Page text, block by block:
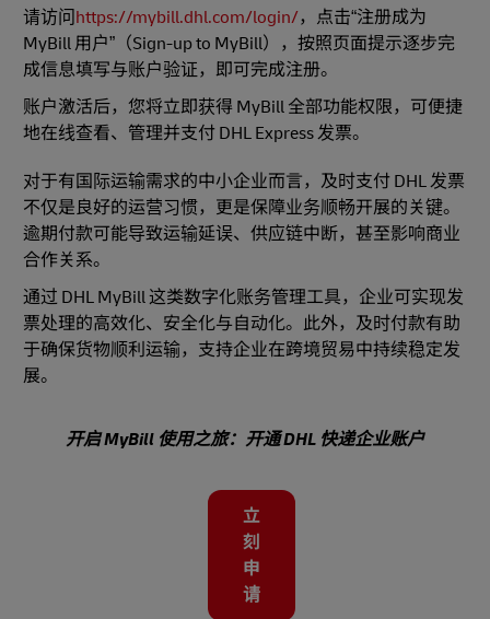
请访问 https://mybill.dhl.com/login/，点击“注册成为
MyBill 用户”（Sign-up to MyBill），按照页面提示逐步完
成信息填写与账户验证，即可完成注册。
账户激活后，您将立即获得 MyBill 全部功能权限，可便捷
地在线查看、管理并支付 DHL Express 发票。
对于有国际运输需求的中小企业而言，及时支付 DHL 发票
不仅是良好的运营习惯，更是保障业务顺畅开展的关键。
逾期付款可能导致运输延误、供应链中断，甚至影响商业
合作关系。
通过 DHL MyBill 这类数字化账务管理工具，企业可实现发
票处理的高效化、安全化与自动化。此外，及时付款有助
于确保货物顺利运输，支持企业在跨境贸易中持续稳定发
展。
开启 MyBill 使用之旅：开通 DHL 快递企业账户
立
刻
申
请